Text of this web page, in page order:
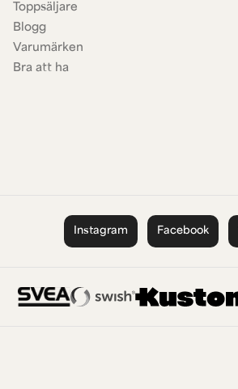
Toppsäljare
Blogg
Varumärken
Bra att ha
Instagram Facebook